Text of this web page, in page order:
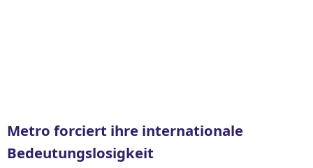
Metro forciert ihre internationale
Bedeutungslosigkeit